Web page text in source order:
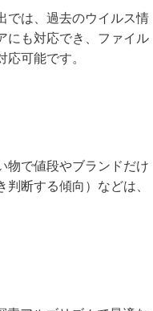
では、過去のウイルス情
にも対応でき、ファイル
可能です。
物で値段やブランドだけ
断する傾向）などは、